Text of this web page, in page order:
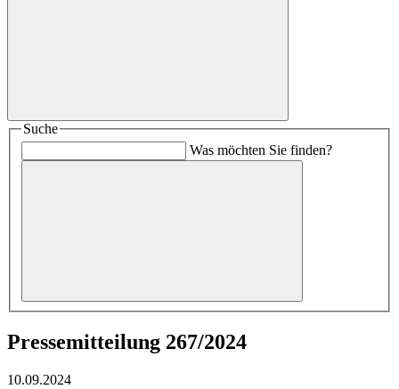
Suche
Was möchten Sie finden?
Pressemitteilung 267/2024
10.09.2024